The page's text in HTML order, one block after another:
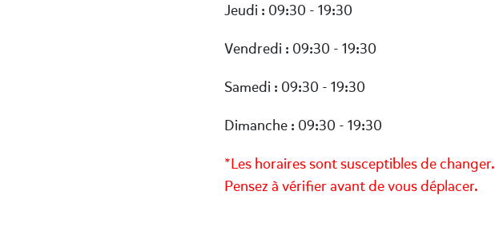
Jeudi : 09:30 - 19:30
Vendredi : 09:30 - 19:30
Samedi : 09:30 - 19:30
Dimanche : 09:30 - 19:30
*Les horaires sont susceptibles de changer.
Pensez à vérifier avant de vous déplacer.